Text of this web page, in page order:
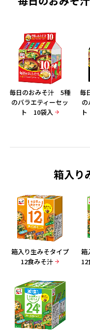
毎日のおみそ汁 5種
のバラエティーセッ
ト 10袋入
毎
の
箱入り
箱入り生みそタイプ
12食みそ汁
箱